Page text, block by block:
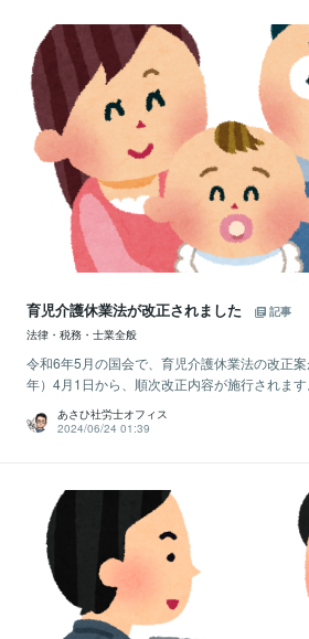
育児介護休業法が改正されました
記事
法律・税務・士業全般
令和6年5月の国会で、育児介護休業法の改正
年）4月1日から、順次改正内容が施行されま
あさひ社労士オフィス
2024/06/24 01:39